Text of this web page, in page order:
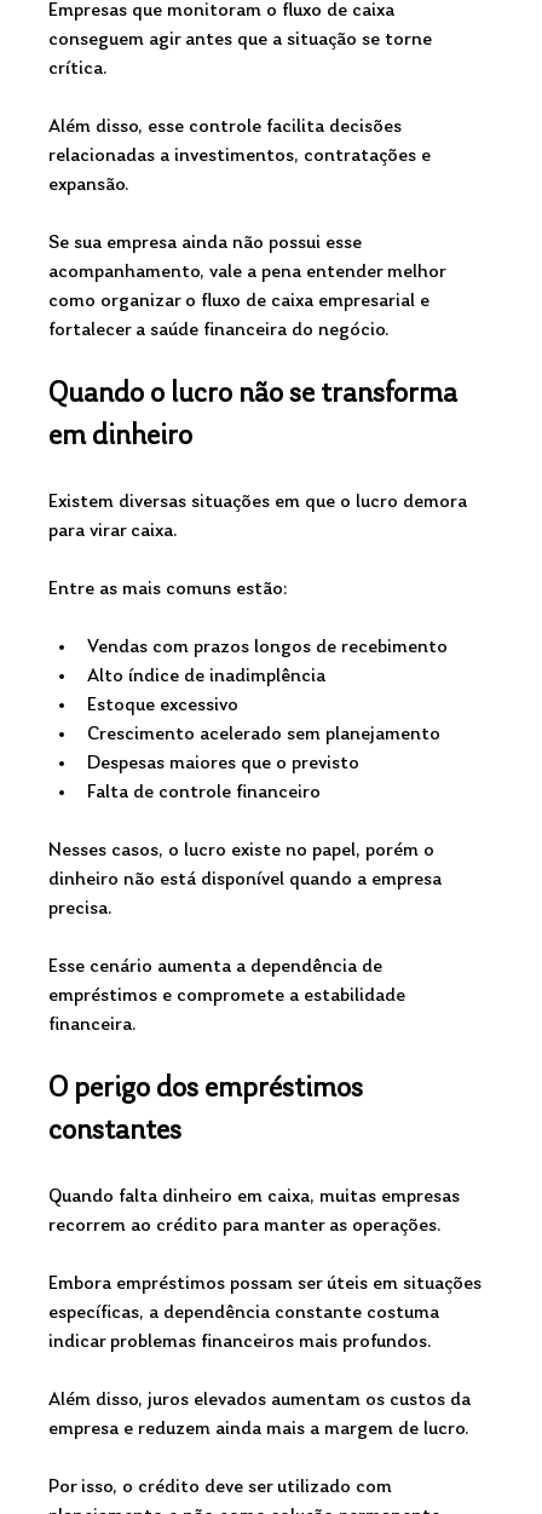
Empresas que monitoram o fluxo de caixa
conseguem agir antes que a situação se torne
crítica.
Além disso, esse controle facilita decisões
relacionadas a investimentos, contratações e
expansão.
Se sua empresa ainda não possui esse
acompanhamento, vale a pena entender melhor
como organizar o fluxo de caixa empresarial e
fortalecer a saúde financeira do negócio.
Quando o lucro não se transforma
em dinheiro
Existem diversas situações em que o lucro demora
para virar caixa.
Entre as mais comuns estão:
Vendas com prazos longos de recebimento
Alto índice de inadimplência
Estoque excessivo
Crescimento acelerado sem planejamento
Despesas maiores que o previsto
Falta de controle financeiro
Nesses casos, o lucro existe no papel, porém o
dinheiro não está disponível quando a empresa
precisa.
Esse cenário aumenta a dependência de
empréstimos e compromete a estabilidade
financeira.
O perigo dos empréstimos
constantes
Quando falta dinheiro em caixa, muitas empresas
recorrem ao crédito para manter as operações.
Embora empréstimos possam ser úteis em situações
específicas, a dependência constante costuma
indicar problemas financeiros mais profundos.
Além disso, juros elevados aumentam os custos da
empresa e reduzem ainda mais a margem de lucro.
Por isso, o crédito deve ser utilizado com